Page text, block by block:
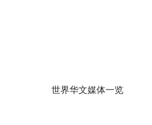
世界华文媒体一览